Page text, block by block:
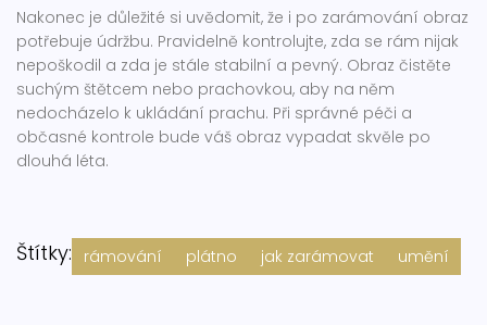
Nakonec je důležité si uvědomit, že i po zarámování obraz
potřebuje údržbu. Pravidelně kontrolujte, zda se rám nijak
nepoškodil a zda je stále stabilní a pevný. Obraz čistěte
suchým štětcem nebo prachovkou, aby na něm
nedocházelo k ukládání prachu. Při správné péči a
občasné kontrole bude váš obraz vypadat skvěle po
dlouhá léta.
Štítky: rámování plátno jak zarámovat umění